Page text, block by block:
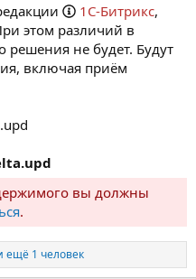
1С-Битрикс,
этом различий в
не будет. Будут
включая приём
вы должны
.
ещё 1 человек